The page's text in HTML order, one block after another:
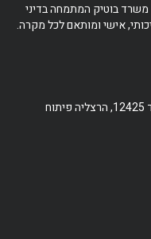
בוטיק המתמחה בדיני
אישי ומותאם לכל מקרה.